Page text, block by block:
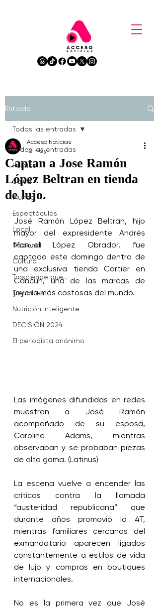
Entrada
Todas las entradas
Política
Salud
Mundo
Espectáculos
Local
Nacional
Cultura
Trasciende que...
Deportes
Nutrición Inteligente
DECISIÓN 2024
El periodista anónimo
Todas las entradas
Captan a Jose Ramón
López Beltran en tienda
de lujo.
Acceso Noticias
10 may
José Ramón López Beltrán, hijo
mayor del expresidente Andrés
Manuel López Obrador, fue
captado este domingo dentro de
una exclusiva tienda Cartier en
Cancún, una de las marcas de
joyería más costosas del mundo.
Las imágenes difundidas en redes
muestran a José Ramón
acompañado de su esposa,
Caroline Adams, mientras
observaban y se probaban piezas
de alta gama. (Latinus)
La escena vuelve a encender las
críticas contra la llamada
“austeridad republicana” que
durante años promovió la 4T,
mientras familiares cercanos del
exmandatario aparecen ligados
constantemente a estilos de vida
de lujo y compras en boutiques
internacionales.
No es la primera vez que José